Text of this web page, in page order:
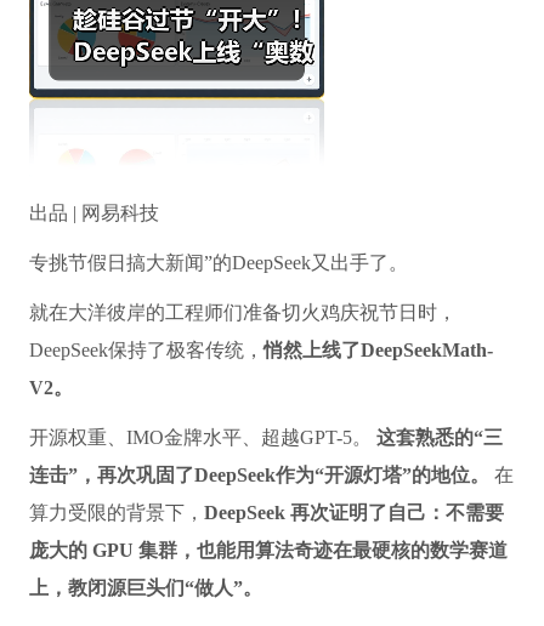
出品 | 网易科技
专挑节假日搞大新闻”的DeepSeek又出手了。
就在大洋彼岸的工程师们准备切火鸡庆祝节日时，
DeepSeek保持了极客传统，悄然上线了DeepSeekMath-
V2。
开源权重、IMO金牌水平、超越GPT-5。 这套熟悉的“三
连击”，再次巩固了DeepSeek作为“开源灯塔”的地位。
在
算力受限的背景下， DeepSeek 再次证明了自己：不需要
庞大的 GPU 集群，也能用算法奇迹在最硬核的数学赛道
上，教闭源巨头们“做人”。